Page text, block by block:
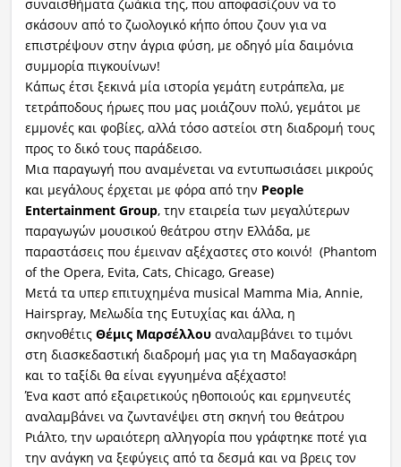
Ραδιόφωνο LIVE
Εκπομπές
Πολιτισμός
συναισθήματα ζωάκια της, που αποφασίζουν να το
σκάσουν από το ζωολογικό κήπο όπου ζουν για να
επιστρέψουν στην άγρια φύση, με οδηγό μία δαιμόνια
συμμορία πιγκουίνων!
Κάπως έτσι ξεκινά μία ιστορία γεμάτη ευτράπελα, με
τετράποδους ήρωες που μας μοιάζουν πολύ, γεμάτοι με
εμμονές και φοβίες, αλλά τόσο αστείοι στη διαδρομή τους
προς το δικό τους παράδεισο.
Μια παραγωγή που αναμένεται να εντυπωσιάσει μικρούς
και μεγάλους έρχεται με φόρα από την People
Entertainment Group, την εταιρεία των μεγαλύτερων
παραγωγών μουσικού θεάτρου στην Ελλάδα, με
παραστάσεις που έμειναν αξέχαστες στο κοινό! (Phantom
of the Opera, Evita, Cats, Chicago, Grease)
Μετά τα υπερ επιτυχημένα musical Mamma Mia, Annie,
Hairspray, Μελωδία της Ευτυχίας και άλλα, η
σκηνοθέτις Θέμις Μαρσέλλουαναλαμβάνει το τιμόνι
στη διασκεδαστική διαδρομή μας για τη Μαδαγασκάρη
και το ταξίδι θα είναι εγγυημένα αξέχαστο!
Ένα καστ από εξαιρετικούς ηθοποιούς και ερμηνευτές
αναλαμβάνει να ζωντανέψει στη σκηνή του θεάτρου
Ριάλτο, την ωραιότερη αλληγορία που γράφτηκε ποτέ για
την ανάγκη να ξεφύγεις από τα δεσμά και να βρεις τον